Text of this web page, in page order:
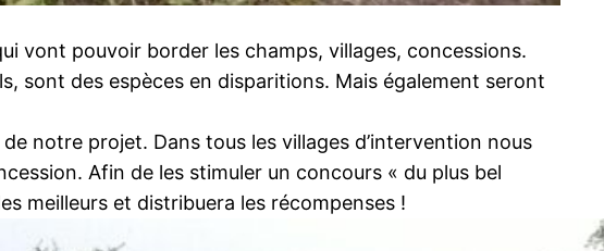
vont pouvoir border les champs, villages, concessions.
sont des espèces en disparitions. Mais également seront
notre projet. Dans tous les villages d’intervention nous
Afin de les stimuler un concours « du plus bel
meilleurs et distribuera les récompenses !